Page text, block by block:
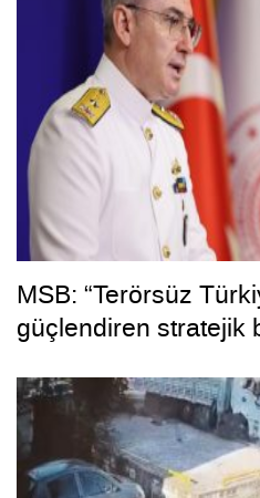
MSB: “Terörsüz
güçlendiren stratejik